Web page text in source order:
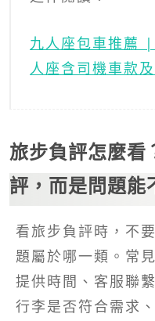
九人座包車推薦
人座含司機車款
旅步負評怎麼看
評，而是問題能
看旅步負評時，不
題屬於哪一類。常
提供時間、客服聯
行李是否符合需求